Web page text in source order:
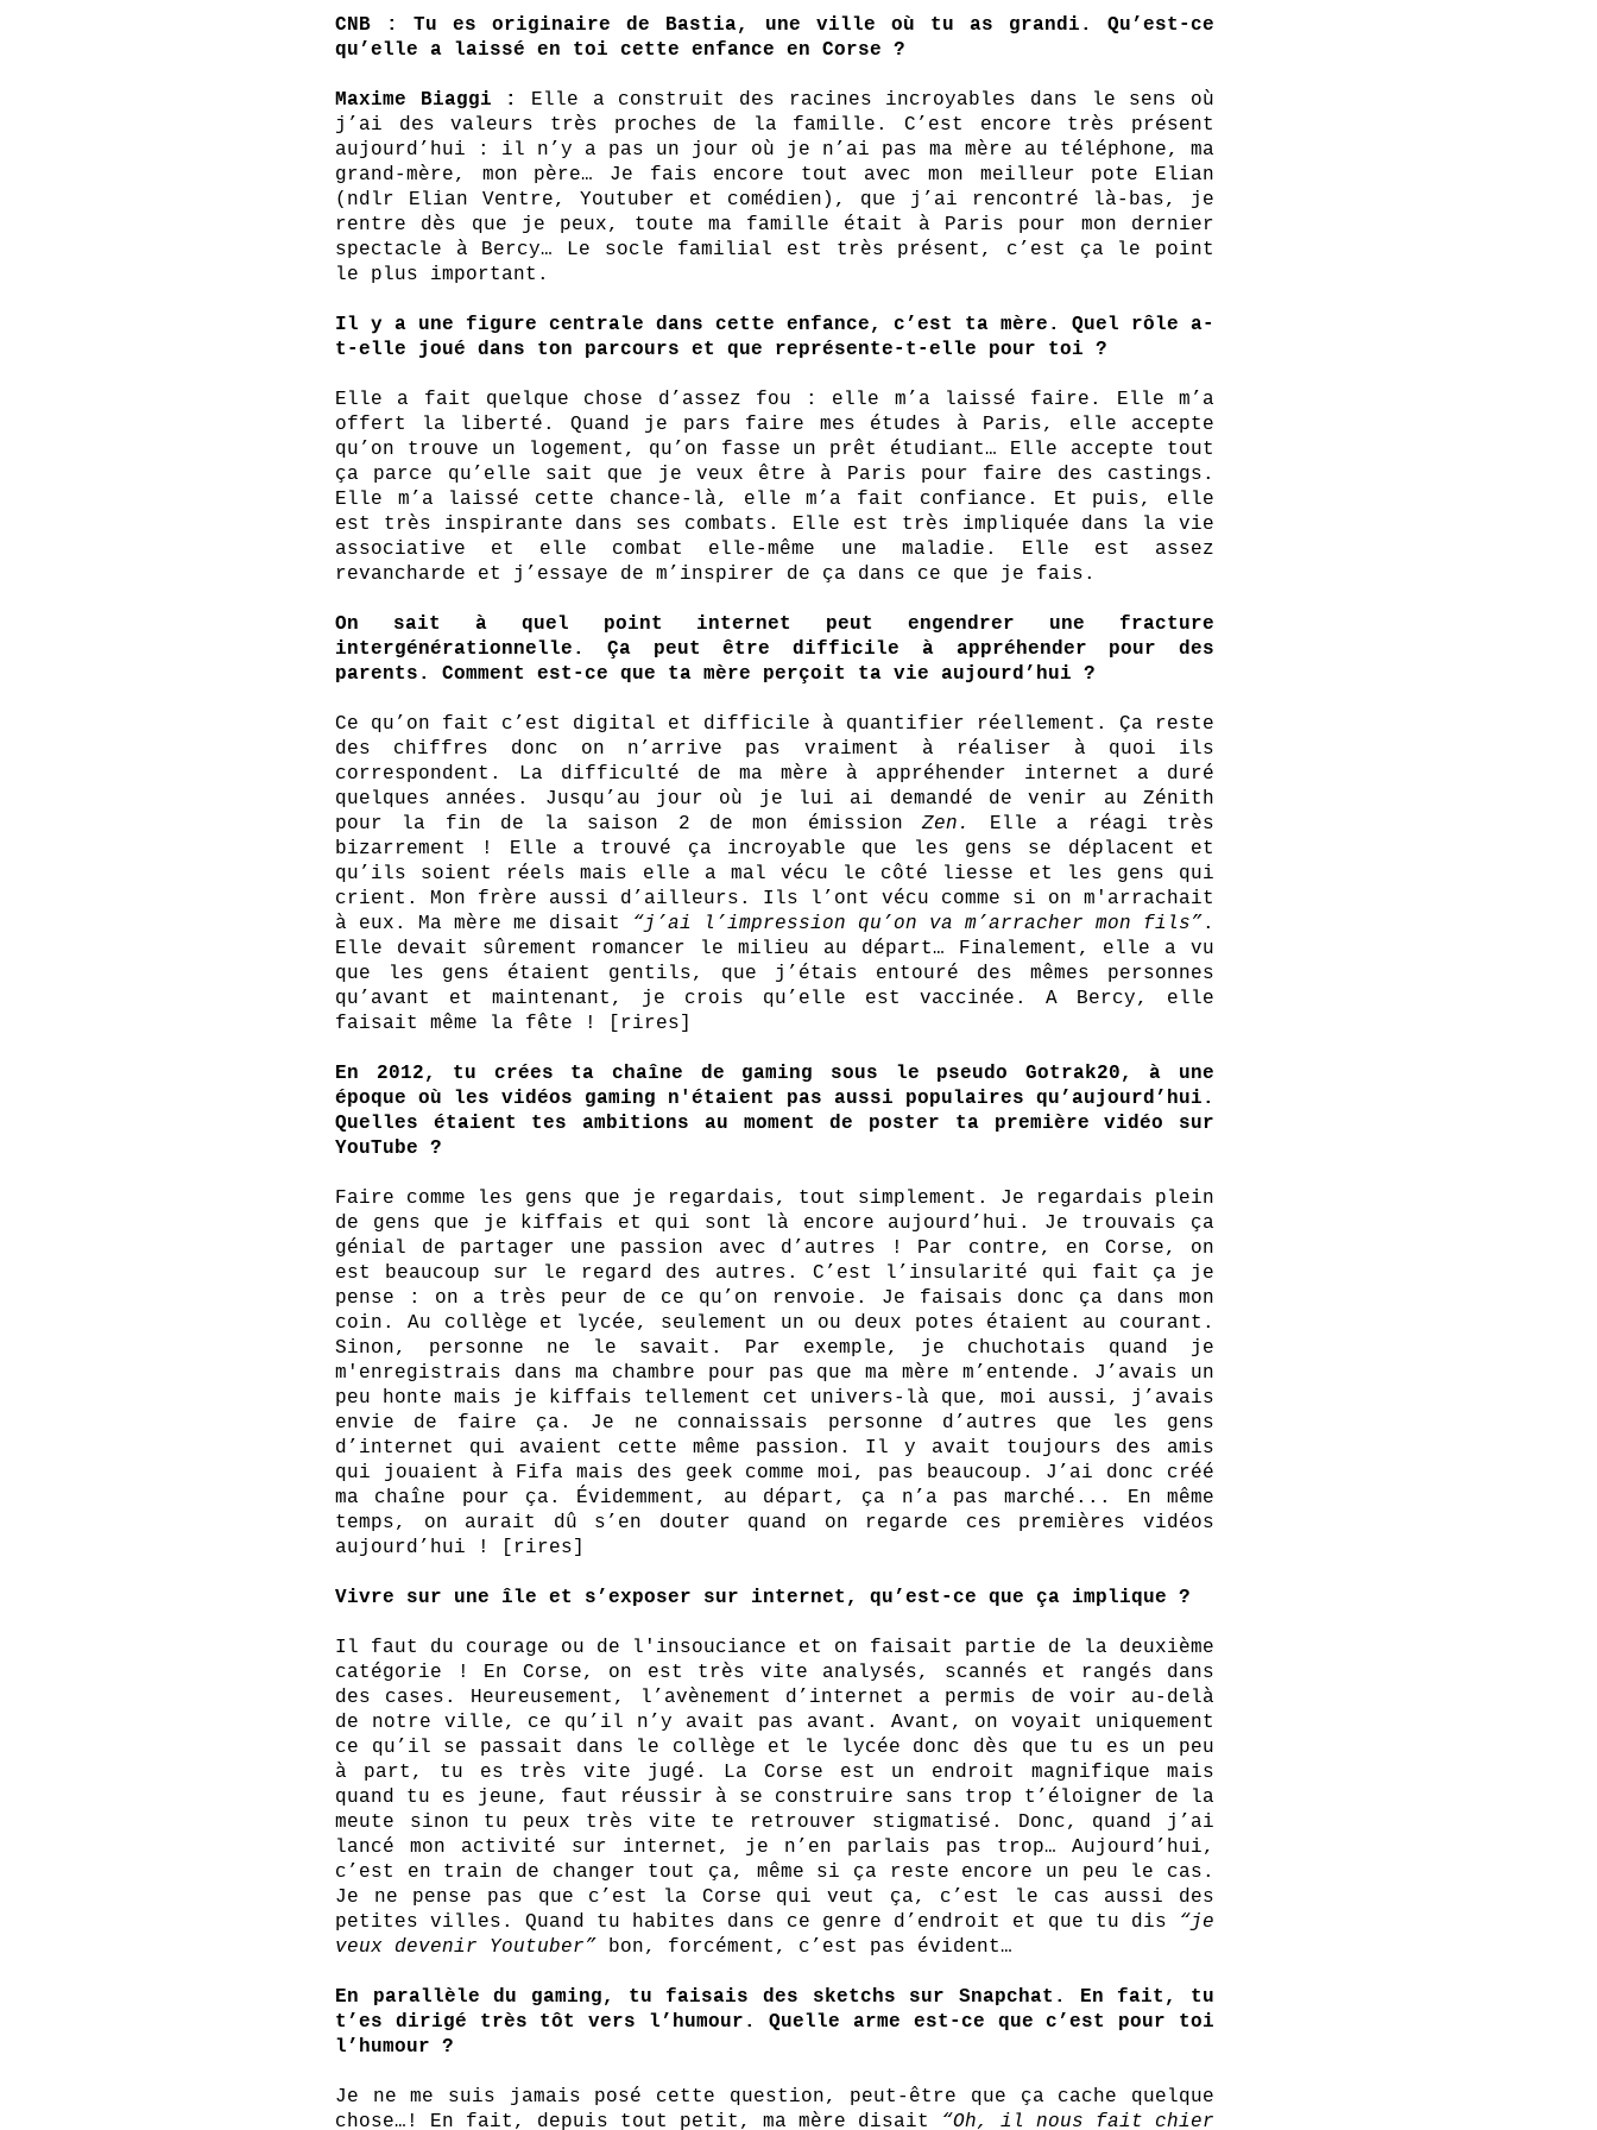
CNB : Tu es originaire de Bastia, une ville où tu as grandi. Qu’est-ce
qu’elle a laissé en toi cette enfance en Corse ?
Maxime Biaggi : Elle a construit des racines incroyables dans le sens où
j’ai des valeurs très proches de la famille. C’est encore très présent
aujourd’hui : il n’y a pas un jour où je n’ai pas ma mère au téléphone, ma
grand-mère, mon père… Je fais encore tout avec mon meilleur pote Elian
(ndlr Elian Ventre, Youtuber et comédien), que j’ai rencontré là-bas, je
rentre dès que je peux, toute ma famille était à Paris pour mon dernier
spectacle à Bercy… Le socle familial est très présent, c’est ça le point
le plus important.
Il y a une figure centrale dans cette enfance, c’est ta mère. Quel rôle a-
t-elle joué dans ton parcours et que représente-t-elle pour toi ?
Elle a fait quelque chose d’assez fou : elle m’a laissé faire. Elle m’a
offert la liberté. Quand je pars faire mes études à Paris, elle accepte
qu’on trouve un logement, qu’on fasse un prêt étudiant… Elle accepte tout
ça parce qu’elle sait que je veux être à Paris pour faire des castings.
Elle m’a laissé cette chance-là, elle m’a fait confiance. Et puis, elle
est très inspirante dans ses combats. Elle est très impliquée dans la vie
associative et elle combat elle-même une maladie. Elle est assez
revancharde et j’essaye de m’inspirer de ça dans ce que je fais.
On sait à quel point internet peut engendrer une fracture
intergénérationnelle. Ça peut être difficile à appréhender pour des
parents. Comment est-ce que ta mère perçoit ta vie aujourd’hui ?
Ce qu’on fait c’est digital et difficile à quantifier réellement. Ça reste
des chiffres donc on n’arrive pas vraiment à réaliser à quoi ils
correspondent. La difficulté de ma mère à appréhender internet a duré
quelques années. Jusqu’au jour où je lui ai demandé de venir au Zénith
pour la fin de la saison 2 de mon émission Zen.
Elle a réagi très
bizarrement ! Elle a trouvé ça incroyable que les gens se déplacent et
qu’ils soient réels mais elle a mal vécu le côté liesse et les gens qui
crient. Mon frère aussi d’ailleurs. Ils l’ont vécu comme si on m'arrachait
à eux. Ma mère me disait
“j’ai l’impression qu’on va m’arracher mon fils” .
Elle devait sûrement romancer le milieu au départ… Finalement, elle a vu
que les gens étaient gentils, que j’étais entouré des mêmes personnes
qu’avant et maintenant, je crois qu’elle est vaccinée. A Bercy, elle
faisait même la fête ! [rires]
En 2012, tu crées ta chaîne de gaming sous le pseudo Gotrak20, à une
époque où les vidéos gaming n'étaient pas aussi populaires qu’aujourd’hui.
Quelles étaient tes ambitions au moment de poster ta première vidéo sur
YouTube ?
Faire comme les gens que je regardais, tout simplement. Je regardais plein
de gens que je kiffais et qui sont là encore aujourd’hui. Je trouvais ça
génial de partager une passion avec d’autres ! Par contre, en Corse, on
est beaucoup sur le regard des autres. C’est l’insularité qui fait ça je
pense : on a très peur de ce qu’on renvoie. Je faisais donc ça dans mon
coin. Au collège et lycée, seulement un ou deux potes étaient au courant.
Sinon, personne ne le savait. Par exemple, je chuchotais quand je
m'enregistrais dans ma chambre pour pas que ma mère m’entende. J’avais un
peu honte mais je kiffais tellement cet univers-là que, moi aussi, j’avais
envie de faire ça. Je ne connaissais personne d’autres que les gens
d’internet qui avaient cette même passion. Il y avait toujours des amis
qui jouaient à Fifa mais des geek comme moi, pas beaucoup. J’ai donc créé
ma chaîne pour ça. Évidemment, au départ, ça n’a pas marché... En même
temps, on aurait dû s’en douter quand on regarde ces premières vidéos
aujourd’hui ! [rires]
Vivre sur une île et s’exposer sur internet, qu’est-ce que ça implique ?
Il faut du courage ou de l'insouciance et on faisait partie de la deuxième
catégorie ! En Corse, on est très vite analysés, scannés et rangés dans
des cases. Heureusement, l’avènement d’internet a permis de voir au-delà
de notre ville, ce qu’il n’y avait pas avant. Avant, on voyait uniquement
ce qu’il se passait dans le collège et le lycée donc dès que tu es un peu
à part, tu es très vite jugé. La Corse est un endroit magnifique mais
quand tu es jeune, faut réussir à se construire sans trop t’éloigner de la
meute sinon tu peux très vite te retrouver stigmatisé. Donc, quand j’ai
lancé mon activité sur internet, je n’en parlais pas trop… Aujourd’hui,
c’est en train de changer tout ça, même si ça reste encore un peu le cas.
Je ne pense pas que c’est la Corse qui veut ça, c’est le cas aussi des
petites villes. Quand tu habites dans ce genre d’endroit et que tu dis
“je
veux devenir Youtuber”
bon, forcément, c’est pas évident…
En parallèle du gaming, tu faisais des sketchs sur Snapchat. En fait, tu
t’es dirigé très tôt vers l’humour. Quelle arme est-ce que c’est pour toi
l’humour ?
Je ne me suis jamais posé cette question, peut-être que ça cache quelque
chose…! En fait, depuis tout petit, ma mère disait
“Oh, il nous fait chier